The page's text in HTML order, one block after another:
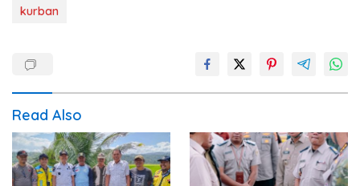
kurban
Read Also